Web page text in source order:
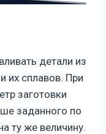
детали из
их сплавов. При
заготовки
заданного по
ту же величину.